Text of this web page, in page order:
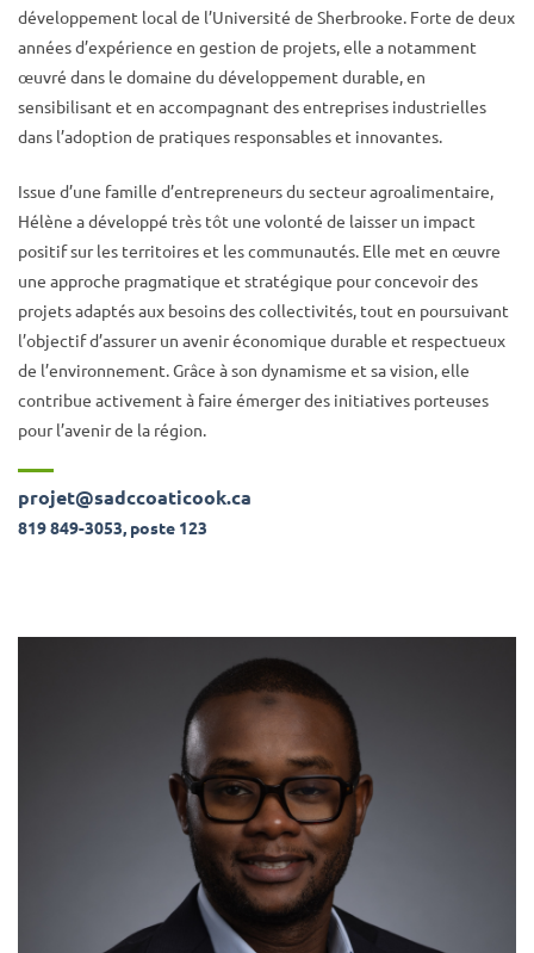
développement local de l’Université de Sherbrooke. Forte de deux
années d’expérience en gestion de projets, elle a notamment
œuvré dans le domaine du développement durable, en
sensibilisant et en accompagnant des entreprises industrielles
dans l’adoption de pratiques responsables et innovantes.
Issue d’une famille d’entrepreneurs du secteur agroalimentaire,
Hélène a développé très tôt une volonté de laisser un impact
positif sur les territoires et les communautés. Elle met en œuvre
une approche pragmatique et stratégique pour concevoir des
projets adaptés aux besoins des collectivités, tout en poursuivant
l’objectif d’assurer un avenir économique durable et respectueux
de l’environnement. Grâce à son dynamisme et sa vision, elle
contribue activement à faire émerger des initiatives porteuses
pour l’avenir de la région.
projet@sadccoaticook.ca
819 849-3053, poste 123